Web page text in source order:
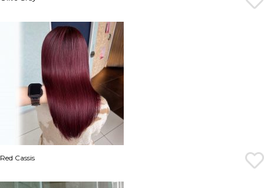
Red Cassis